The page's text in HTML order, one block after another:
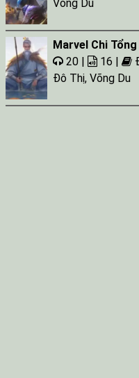
Võng Du
Marvel Chi
20 |
16 |
Đô Thị, Võng Du